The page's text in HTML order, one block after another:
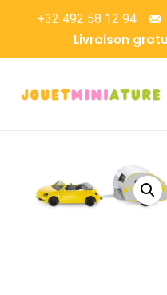
+32 492 58 12 94
Livraison